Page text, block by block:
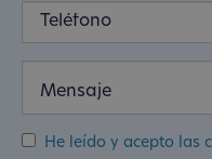
He leído y acepto las